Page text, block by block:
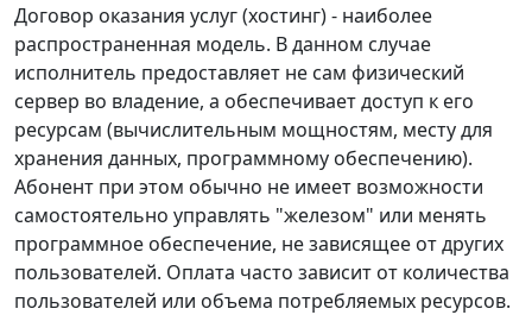
Договор оказания услуг (хостинг) - наиболее
распространенная модель. В данном случае
исполнитель предоставляет не сам физический
сервер во владение, а обеспечивает доступ к его
ресурсам (вычислительным мощностям, месту для
хранения данных, программному обеспечению).
Абонент при этом обычно не имеет возможности
самостоятельно управлять "железом" или менять
программное обеспечение, не зависящее от других
пользователей. Оплата часто зависит от количества
пользователей или объема потребляемых ресурсов.